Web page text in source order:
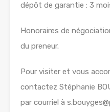
dépôt de garantie : 3
Honoraires de
du preneur.
Pour visiter et vous
contactez Stéphanie
par courriel à